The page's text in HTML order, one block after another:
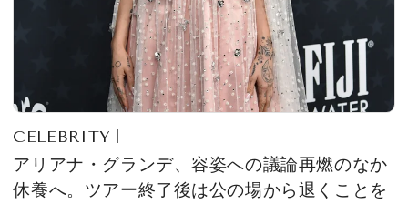
CELEBRITY
アリアナ・グランデ、容姿への議論再燃のなか
休養へ。ツアー終了後は公の場から退くことを